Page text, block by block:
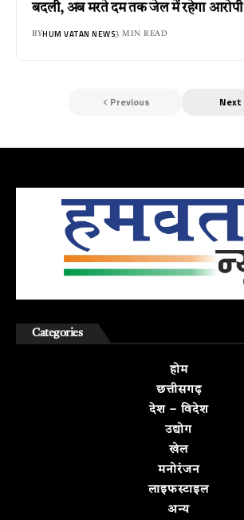
बदली, अब मरते दम तक जेल में रहेगा आरोपी
BYHUM VATAN NEWS3 MIN READ
Previous Next
Categories
होम
छत्तीसगढ़
देश – विदेश
उद्योग
खेल
मनोरंजन
लाइफस्टाइल
अन्य